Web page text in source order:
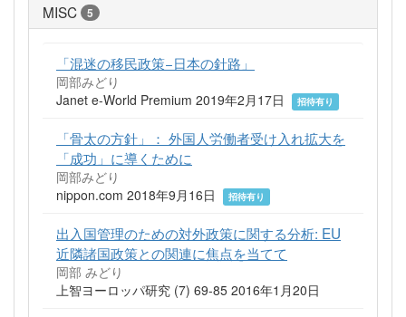
MISC 5
「混迷の移民政策−日本の針路」
岡部みどり
Janet e-World Premium 2019年2月17日
招待有り
「骨太の方針」： 外国人労働者受け入れ拡大を
「成功」に導くために
岡部みどり
nippon.com 2018年9月16日
招待有り
出入国管理のための対外政策に関する分析: EU
近隣諸国政策との関連に焦点を当てて
岡部 みどり
上智ヨーロッパ研究 (7) 69-85 2016年1月20日